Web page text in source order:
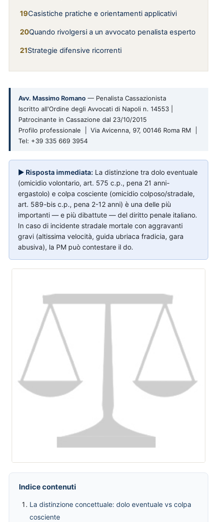
Casistiche pratiche e orientamenti applicativi
Quando rivolgersi a un avvocato penalista esperto
Strategie difensive ricorrenti
Avv. Massimo Romano — Penalista Cassazionista
Iscritto all'Ordine degli Avvocati di Napoli n. 14553 |
Patrocinante in Cassazione dal 23/10/2015
Profilo professionale | Via Avicenna, 97, 00146 Roma RM |
Tel: +39 335 669 3954
▶ Risposta immediata: La distinzione tra dolo eventuale
(omicidio volontario, art. 575 c.p., pena 21 anni-
ergastolo) e colpa cosciente (omicidio colposo/stradale,
art. 589-bis c.p., pena 2-12 anni) è una delle più
importanti — e più dibattute — del diritto penale italiano.
In caso di incidente stradale mortale con aggravanti
gravi (altissima velocità, guida ubriaca fradicia, gara
abusiva), la PM può contestare il do.
Indice contenuti
La distinzione concettuale: dolo eventuale vs colpa
cosciente